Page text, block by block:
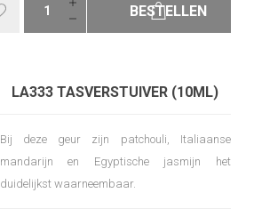
BESTELLEN
LA333 TASVERSTUIVER (10ML)
Bij deze geur zijn patchouli, Italiaanse
mandarijn en Egyptische jasmijn het
duidelijkst waarneembaar.